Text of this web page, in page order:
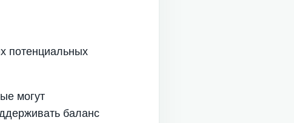
потенциальных
могут
баланс